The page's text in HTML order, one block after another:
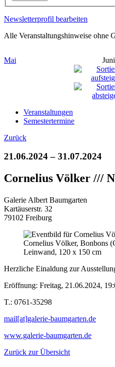
Newsletterprofil bearbeiten
Alle Veranstaltungshinweise ohne
Mai Juni
Veranstaltungen
Semestertermine
Zurück
21.06.2024 – 31.07.2024
Cornelius Völker ///
Galerie Albert Baumgarten
Kartäuserstr. 32
79102 Freiburg
Cornelius Völker, Bonbons
Leinwand, 120 x 150 cm
Herzliche Einaldung zur
Eröffnung: Freitag, 21.06.2024,
T.: 0761-35298
mail[at]galerie-baumgarten.de
www.galerie-baumgarten.de
Zurück zur Übersicht